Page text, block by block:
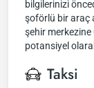
bilgilerinizi
şoförlü bir araç
şehir merkezine
potansiyel
Taksi